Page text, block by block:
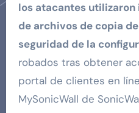
los atacantes
de archivos de copia de
seguridad de la
robados tras obtener
portal de clientes en
MySonicWall de